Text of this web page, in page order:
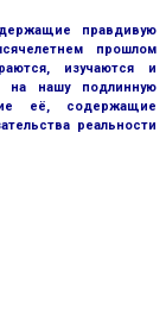
правдивую
прошлом
изучаются и
на нашу подлинную
её, содержащие
реальности